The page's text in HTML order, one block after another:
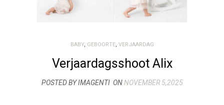
BABY, GEBOORTE, VERJAARDAG
Verjaardagsshoot Alix
POSTED BY IMAGENTI ONNOVEMBER 5,2025